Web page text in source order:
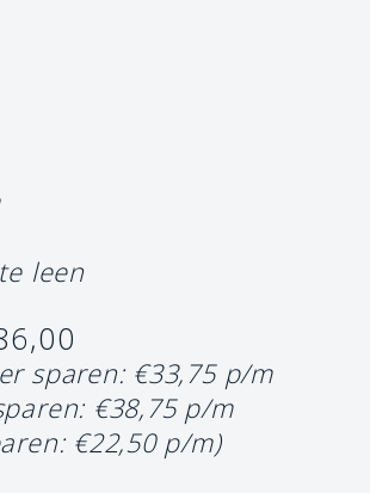
leen
sparen: €33,75 p/m
€38,75 p/m
€22,50 p/m)